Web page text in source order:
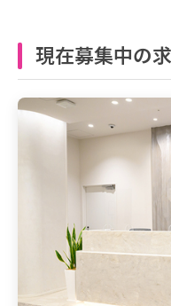
現在募集中の